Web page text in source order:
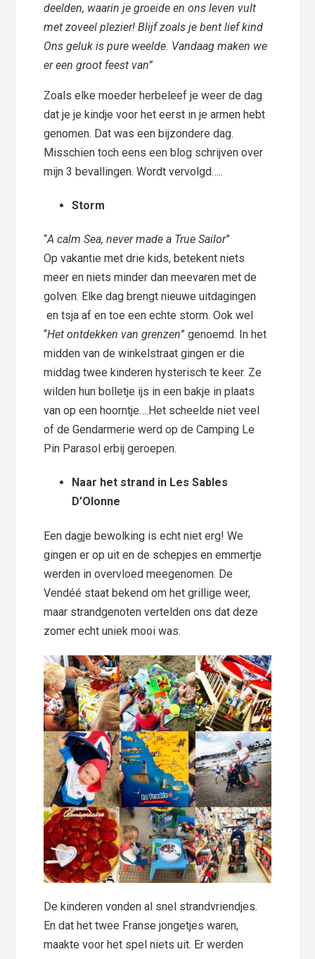
deelden, waarin je groeide en ons leven vult
met zoveel plezier! Blijf zoals je bent lief kind
Ons geluk is pure weelde. Vandaag maken we
er een groot feest van”
Zoals elke moeder herbeleef je weer de dag
dat je je kindje voor het eerst in je armen hebt
genomen. Dat was een bijzondere dag.
Misschien toch eens een blog schrijven over
mijn 3 bevallingen. Wordt vervolgd…..
Storm
“A calm Sea, never made a True Sailor”
Op vakantie met drie kids, betekent niets
meer en niets minder dan meevaren met de
golven. Elke dag brengt nieuwe uitdagingen
en tsja af en toe een echte storm. Ook wel
“Het ontdekken van grenzen” genoemd. In het
midden van de winkelstraat gingen er die
middag twee kinderen hysterisch te keer. Ze
wilden hun bolletje ijs in een bakje in plaats
van op een hoorntje….Het scheelde niet veel
of de Gendarmerie werd op de Camping Le
Pin Parasol erbij geroepen.
Naar het strand in Les Sables
D’Olonne
Een dagje bewolking is echt niet erg! We
gingen er op uit en de schepjes en emmertje
werden in overvloed meegenomen. De
Vendéé staat bekend om het grillige weer,
maar strandgenoten vertelden ons dat deze
zomer echt uniek mooi was.
De kinderen vonden al snel strandvriendjes.
En dat het twee Franse jongetjes waren,
maakte voor het spel niets uit. Er werden